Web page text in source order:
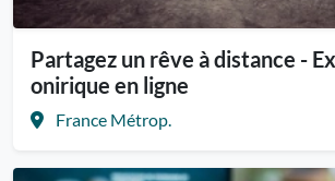
Partagez un rêve à distance -
onirique en ligne
France Métrop.